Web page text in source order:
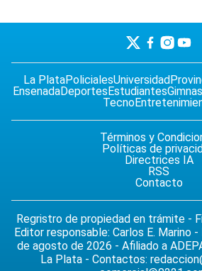
La PlataPolicialesUniversidad
EnsenadaDeportes Estudiantes
Tecno
Términos y
Políticas de
Directrices IA
RSS
Contacto
Regristro de propiedad en trámite -
Editor responsable: Carlos E. Marino
de agosto de 2026 - Afiliado a
La Plata - Contactos: